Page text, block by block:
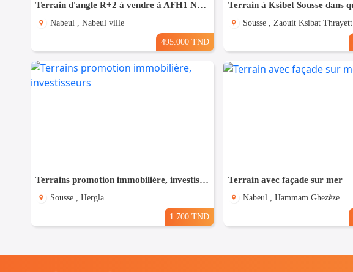
Terrain d'angle R+2 à vendre à AFH1 Nabeul
Nabeul , Nabeul ville
495.000 TND
Sousse , Zaouit Ksibat Thrayett
Terrains promotion immobilière, investisseurs
Sousse , Hergla
1.700 TND
Terrain avec façade sur mer
Nabeul , Hammam Ghezèze